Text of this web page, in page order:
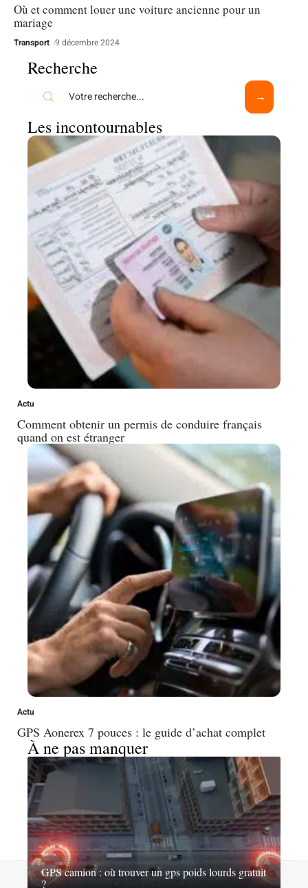
Où et comment louer une voiture ancienne pour un
mariage
Transport 9 décembre 2024
Recherche
Les incontournables
Actu
Comment obtenir un permis de conduire français
quand on est étranger
Actu
GPS Aonerex 7 pouces : le guide d’achat complet
À ne pas manquer
GPS camion : où trouver un gps poids lourds gratuit
?
Contact Mentions légales Sitemap